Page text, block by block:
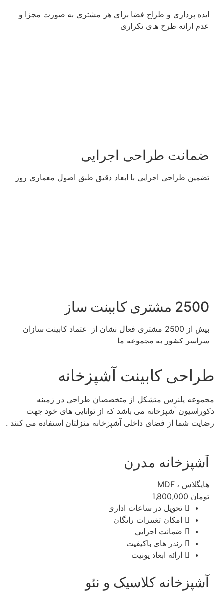
ایده پردازی و طراح فضا برای هر مشتری به صورت مجزا و
عدم ارائه طرح های تکراری
ضمانت طراحی اجرایی
تضمین طراحی اجرایی با ابعاد دقیق طبق اصول معماری روز
2500 مشتری کابینت ساز
بیش از 2500 مشتری فعال نشان از اعتماد کابینت سازان
سراسر کشور به مجموعه ما
طراحی کابینت آشپزخانه
مجموعه پلنرس متشکل از متخصصان طراحی در زمینه
دکوراسیون آشپزخانه می باشد که از توانایی های خود جهت
رضایت شما از فضای داخلی آشپزخانه منزلتان استفاده می کنند .
آشپزخانه مدرن
هایگلاس ، MDF
تومان 1,800,000
تحویل در ساعات اداری
امکان تغییرات رایگان
ضمانت اجرایی
رندر های باکیفیت
ارائه ابعاد یونیت
آشپزخانه کلاسیک و نئو